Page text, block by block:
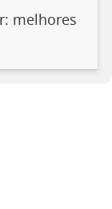
melhores